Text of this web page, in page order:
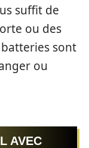
suffit de
ou des
sont
ou
AVEC